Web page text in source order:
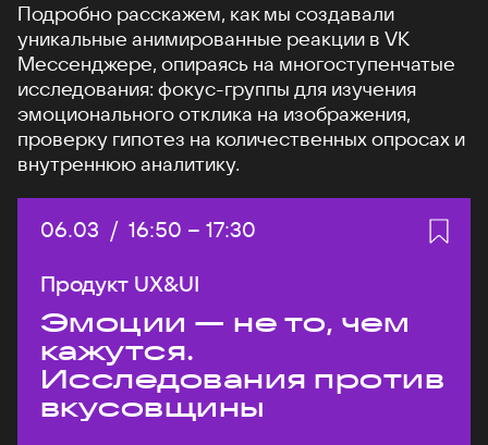
Подробно расскажем, как мы создавали
уникальные анимированные реакции в VK
Мессенджере, опираясь на многоступенчатые
исследования: фокус-группы для изучения
эмоционального отклика на изображения,
проверку гипотез на количественных опросах и
внутреннюю аналитику.
Дата:
06.03 / Начало:
16:50 – Конец:
17:30
Продукт UX&UI
Эмоции — не то, чем
кажутся.
Исследования против
вкусовщины